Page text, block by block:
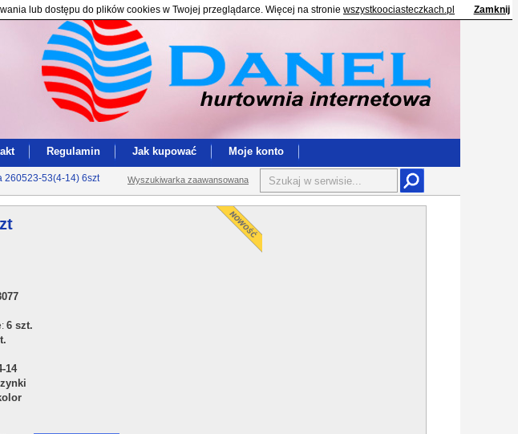
lub dostępu do plików cookies w Twojej przeglądarce. Więcej na stronie wszystkoociasteczkach.pl Zamknij
Wyszukiwarka zaawansowana
Regulamin Jak kupować Moje konto
260523-53(4-14) 6szt
6 szt.
14